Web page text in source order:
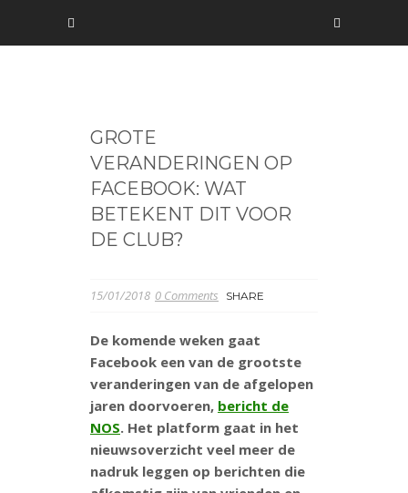
GROTE
VERANDERINGEN OP
FACEBOOK: WAT
BETEKENT DIT VOOR
DE CLUB?
15/01/2018 0 Comments SHARE
De komende weken gaat
Facebook een van de grootste
veranderingen van de afgelopen
jaren doorvoeren, bericht de
NOS. Het platform gaat in het
nieuwsoverzicht veel meer de
nadruk leggen op berichten die